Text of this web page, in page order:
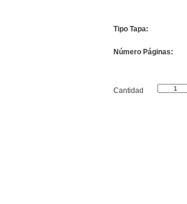
Tipo Tapa:
Número Páginas:
Cantidad